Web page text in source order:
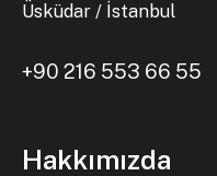
Üsküdar / İstanbul
+90 216 553 66 55
Hakkımızda